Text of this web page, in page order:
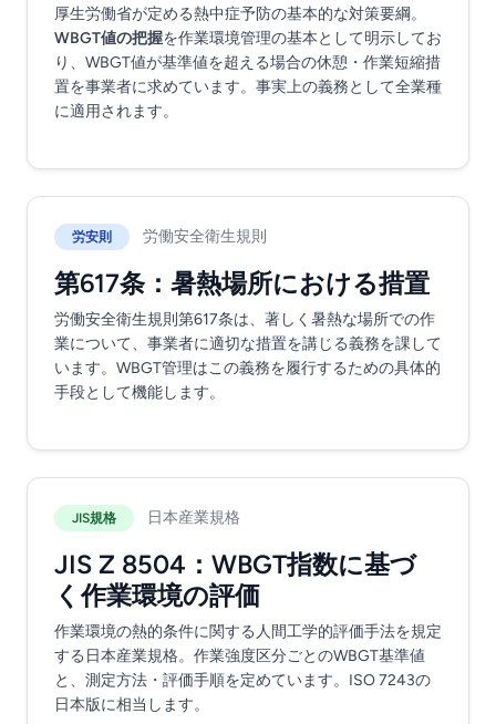
厚生労働省が定める熱中症予防の基本的な対策要綱。
WBGT値の把握を作業環境管理の基本として明示してお
り、WBGT値が基準値を超える場合の休憩・作業短縮措
置を事業者に求めています。事実上の義務として全業種
に適用されます。
労安則 労働安全衛生規則
第617条：暑熱場所における措置
労働安全衛生規則第617条は、著しく暑熱な場所での作
業について、事業者に適切な措置を講じる義務を課して
います。WBGT管理はこの義務を履行するための具体的
手段として機能します。
JIS規格 日本産業規格
JIS Z 8504：WBGT指数に基づ
く作業環境の評価
作業環境の熱的条件に関する人間工学的評価手法を規定
する日本産業規格。作業強度区分ごとのWBGT基準値
と、測定方法・評価手順を定めています。ISO 7243の
日本版に相当します。